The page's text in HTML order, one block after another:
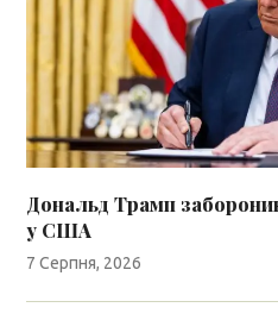
Дональд Трамп
у США
7 Серпня, 2026